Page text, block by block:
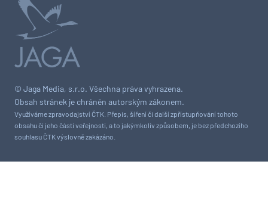
© Jaga Media, s.r.o. Všechna práva vyhrazena.
Obsah stránek je chráněn autorským zákonem.
Využíváme zpravodajství ČTK. Přepis, šíření či další zpřístupňování tohoto
obsahu či jeho části veřejnosti, a to jakýmkoliv způsobem, je bez předchozího
souhlasu ČTK výslovně zakázáno.